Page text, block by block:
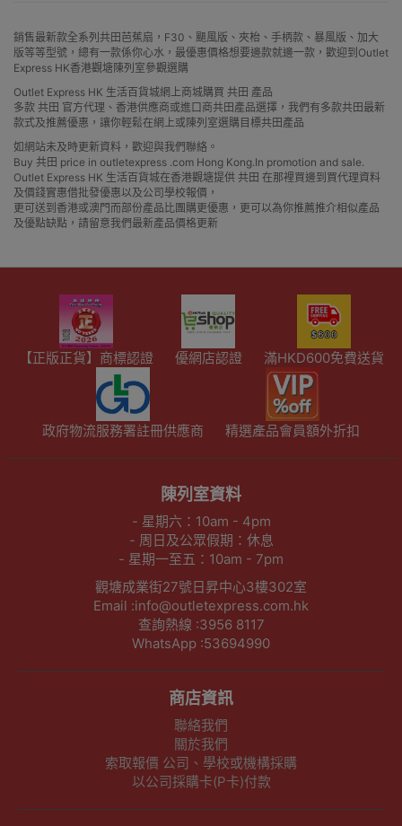
銷售最新款全系列共田芭蕉扇，F30、颶風版、夾枱、手柄款、暴風版、加大
版等等型號，總有一款係你心水，最優惠價格想要邊款就邊一款，歡迎到Outlet
Express HK香港觀塘陳列室參觀選購
Outlet Express HK 生活百貨城網上商城購買 共田 產品
多款 共田 官方代理、香港供應商或進口商共田產品選擇，我們有多款共田最新
款式及推薦優惠，讓你輕鬆在網上或陳列室選購目標共田產品
如網站未及時更新資料，歡迎與我們聯絡。
Buy 共田 price in outletexpress .com Hong Kong.In promotion and sale.
Outlet Express HK 生活百貨城在香港觀塘提供 共田 在那裡買邊到買代理資料
及價錢實惠借批發優惠以及公司學校報價，
更可送到香港或澳門而部份產品比團購更優惠，更可以為你推薦推介相似產品
及優點缺點，請留意我們最新產品價格更新
【正版正貨】商標認證 優網店認證 滿HKD600免費送貨
政府物流服務署註冊供應商 精選產品會員額外折扣
陳列室資料
- 星期六：10am - 4pm
- 周日及公眾假期：休息
- 星期一至五：10am - 7pm
觀塘成業街27號日昇中心3樓302室
Email :info@outletexpress.com.hk
查詢熱線 :3956 8117
WhatsApp :53694990
商店資訊
聯絡我們
關於我們
索取報價 公司、學校或機構採購
以公司採購卡(P卡)付款